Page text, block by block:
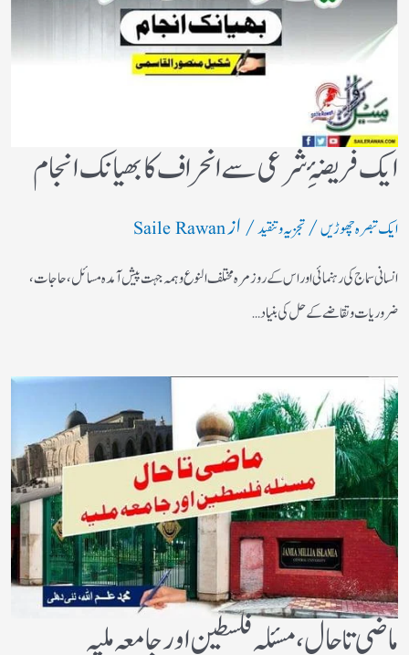
ایک فریضۂِ شرعی سے انحراف کا بھیانک انجام
ایک تبصرہ چھوڑیں/تجزیہ و تنقید/ ازSaile Rawan
انسانی سماج کی رہنمائی اور اس کے روز مرہ مختلف النوع وہمہ جہت پیش آمدہ مسائل ، حاجات ،
ضروریات وتقاضے کے حل کی بنیاد…
ماضی تا حال، مسئلہ فلسطین اور جامعہ ملیہ